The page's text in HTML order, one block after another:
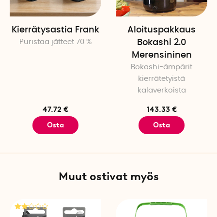
suotovesi hanan avulla tai
Lisää bokashirouhetta
Näin bokashi toimii:
1. Kerää biojätteet
2. Laita biojätteet
bokashirouhetta
3. Toista, kunnes astia on
Käytä toista
5. Noin 2–3 viikon
multaan.
Kierrätysastia Frank
Puristaa jätteet 70 %
47.72 €
Osta
Aloituspakkaus
Bokashi 2.0
Merensininen
Bokashi-ämpärit
kierrätetyistä
kalaverkoista
143.33 €
Osta
Muut ostivat myös